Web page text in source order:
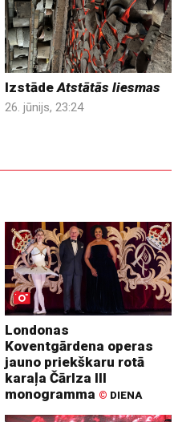
IzstādeAtstātās liesmas
26. jūnijs, 23:24
Londonas
Koventgārdena operas
jauno priekškaru rotā
karaļa Čārlza III
monogramma © DIENA